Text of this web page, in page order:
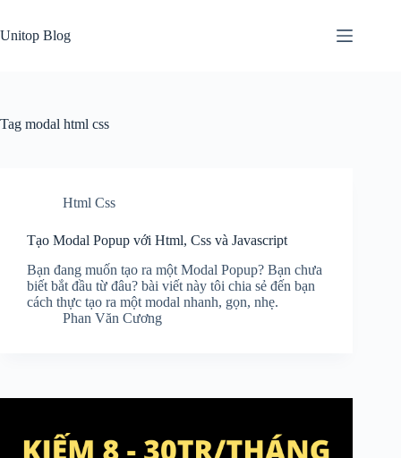
content
Unitop Blog
Tag modal html css
Html Css
Tạo Modal Popup với Html, Css và Javascript
Bạn đang muốn tạo ra một Modal Popup? Bạn chưa
biết bắt đầu từ đâu? bài viết này tôi chia sẻ đến bạn
cách thực tạo ra một modal nhanh, gọn, nhẹ.
Phan Văn Cương